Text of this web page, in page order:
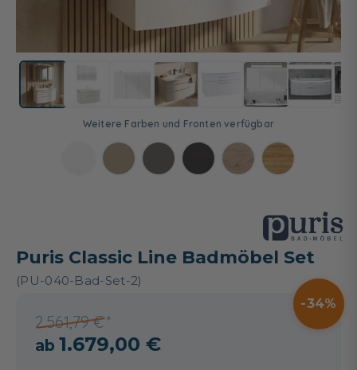
Puris Classic Line Badmöbel Set
(PU-040-Bad-Set-2)
2.561,79 €
34
1.679,00 €